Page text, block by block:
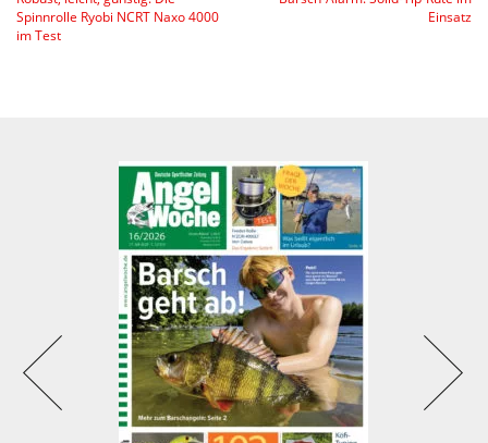
Spinnrolle Ryobi NCRT Naxo 4000
im Test
Einsatz